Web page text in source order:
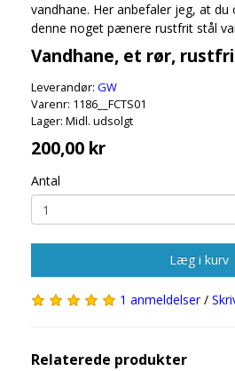
vandhane. Her anbefaler jeg, at du
denne noget pænere rustfrit stål
Vandhane, et rør,
Leverandør: GW
Varenr: 1186__FCTS01
Lager: Midl. udsolgt
200,00 kr
Antal
Læg i kurv
1 anmeldelser/
Relaterede produkter